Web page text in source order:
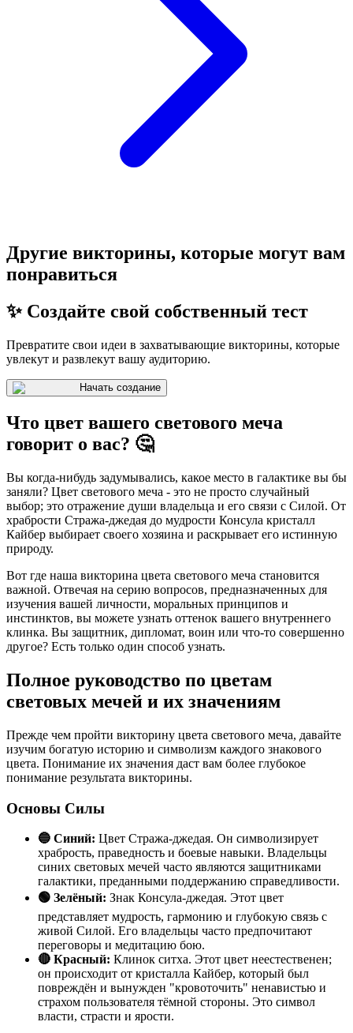
Другие викторины, которые могут вам
понравиться
✨ Создайте свой собственный тест
Превратите свои идеи в захватывающие викторины, которые
увлекут и развлекут вашу аудиторию.
Начать создание
Что цвет вашего светового меча
говорит о вас? 🤔
Вы когда-нибудь задумывались, какое место в галактике вы бы
заняли? Цвет светового меча - это не просто случайный
выбор; это отражение души владельца и его связи с Силой. От
храбрости Стража-джедая до мудрости Консула кристалл
Кайбер выбирает своего хозяина и раскрывает его истинную
природу.
Вот где наша викторина цвета светового меча становится
важной. Отвечая на серию вопросов, предназначенных для
изучения вашей личности, моральных принципов и
инстинктов, вы можете узнать оттенок вашего внутреннего
клинка. Вы защитник, дипломат, воин или что-то совершенно
другое? Есть только один способ узнать.
Полное руководство по цветам
световых мечей и их значениям
Прежде чем пройти викторину цвета светового меча, давайте
изучим богатую историю и символизм каждого знакового
цвета. Понимание их значения даст вам более глубокое
понимание результата викторины.
Основы Силы
🔵 Синий: Цвет Стража-джедая. Он символизирует
храбрость, праведность и боевые навыки. Владельцы
синих световых мечей часто являются защитниками
галактики, преданными поддержанию справедливости.
🟢 Зелёный: Знак Консула-джедая. Этот цвет
представляет мудрость, гармонию и глубокую связь с
живой Силой. Его владельцы часто предпочитают
переговоры и медитацию бою.
🔴 Красный: Клинок ситха. Этот цвет неестественен;
он происходит от кристалла Кайбер, который был
повреждён и вынужден "кровоточить" ненавистью и
страхом пользователя тёмной стороны. Это символ
власти, страсти и ярости.